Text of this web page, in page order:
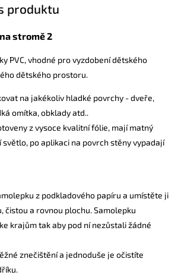
produktu
stromě 2
PVC, vhodné pro vyzdobení dětského
dětského prostoru.
na jakékoliv hladké povrchy - dveře,
omítka, obklady atd..
z vysoce kvalitní fólie, mají matný
po aplikaci na povrch stěny vypadají
z podkladového papíru a umístěte ji
čistou a rovnou plochu. Samolepku
krajům tak aby pod ní nezůstali žádné
znečištění a jednoduše je očistíte